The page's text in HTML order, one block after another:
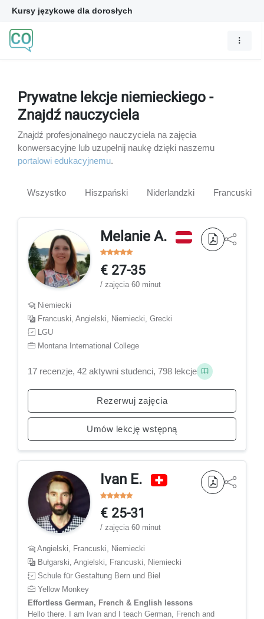
Kursy językowe dla dorosłych
Prywatne lekcje niemieckiego -
Znajdź nauczyciela
Znajdź profesjonalnego nauczyciela na zajęcia
konwersacyjne lub uzupełnij naukę dzięki naszemu
portalowi edukacyjnemu.
Wszystko Hiszpański Niderlandzki Francuski
Melanie A.
€ 27-35
/ zajęcia 60 minut
Niemiecki
Francuski, Angielski, Niemiecki, Grecki
LGU
Montana International College
17 recenzje, 42 aktywni studenci, 798 lekcje
Rezerwuj zajęcia
Umów lekcję wstępną
Ivan E.
€ 25-31
/ zajęcia 60 minut
Angielski, Francuski, Niemiecki
Bułgarski, Angielski, Francuski, Niemiecki
Schule für Gestaltung Bern und Biel
Yellow Monkey
Effortless German, French & English lessons
Hello there. I am Ivan and I teach German, French and